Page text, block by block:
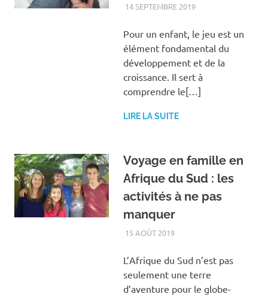
14 SEPTEMBRE 2019FAMILLE
Pour un enfant, le jeu est un
élément fondamental du
développement et de la
croissance. Il sert à
comprendre le[…]
LIRE LA SUITE
Voyage en famille en
Afrique du Sud : les
activités à ne pas
manquer
15 AOÛT 2019FAMILLE
L’Afrique du Sud n’est pas
seulement une terre
d’aventure pour le globe-